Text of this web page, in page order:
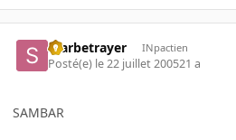
Starbetrayer INpactien
Posté(e) le 22 juillet 200521 a
SAMBAR